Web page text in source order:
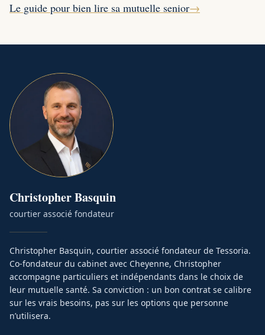
Le guide pour bien lire sa mutuelle senior→
ChristopherBasquin
courtier associé fondateur
Christopher Basquin, courtier associé fondateur de Tessoria.
Co-fondateur du cabinet avec Cheyenne, Christopher
accompagne particuliers et indépendants dans le choix de
leur mutuelle santé. Sa conviction : un bon contrat se calibre
sur les vrais besoins, pas sur les options que personne
n’utilisera.